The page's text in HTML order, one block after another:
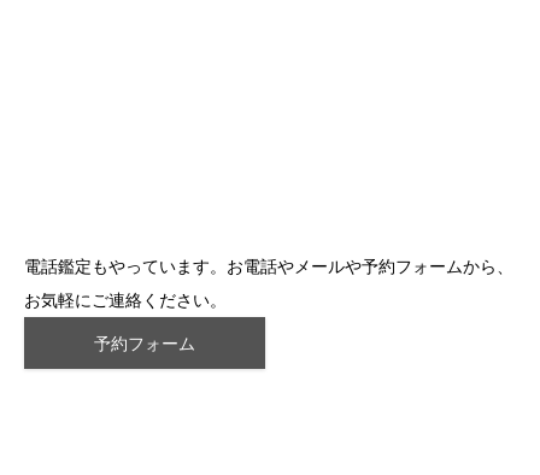
電話鑑定もやっています。お電話やメールや予約フォームから、
お気軽にご連絡ください。
予約フォーム